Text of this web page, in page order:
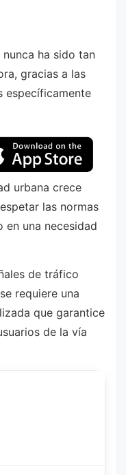
ha sido tan
gracias a las
específicamente
urbana crece
las normas
una necesidad
de tráfico
requiere una
que garantice
de la vía